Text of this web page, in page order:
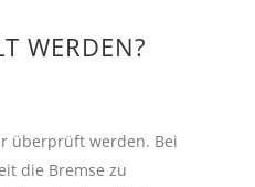
WERDEN?
überprüft werden. Bei
die Bremse zu